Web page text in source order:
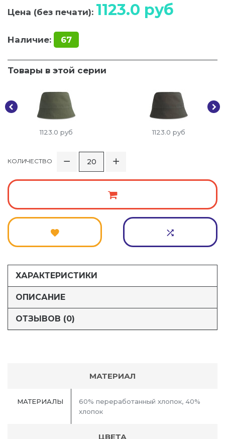
Цена (без печати): 1123.0 руб
Наличие: 67
Товары в этой серии
1123.0 руб 1123.0 руб
КОЛИЧЕСТВО
ХАРАКТЕРИСТИКИ
ОПИСАНИЕ
ОТЗЫВОВ (0)
МАТЕРИАЛ
МАТЕРИАЛЫ
60% переработанный хлопок, 40%
хлопок
ЦВЕТА